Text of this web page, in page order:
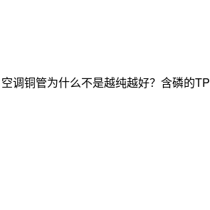
空调铜管为什么不是越纯越好？含磷的